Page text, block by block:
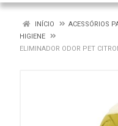
INÍCIO
ACESSÓRIOS
HIGIENE
ELIMINADOR ODOR PET